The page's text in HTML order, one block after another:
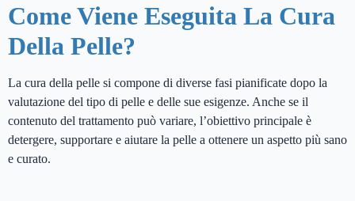
Come Viene Eseguita La Cura
Della Pelle?
La cura della pelle si compone di diverse fasi pianificate dopo la
valutazione del tipo di pelle e delle sue esigenze. Anche se il
contenuto del trattamento può variare, l’obiettivo principale è
detergere, supportare e aiutare la pelle a ottenere un aspetto più sano
e curato.